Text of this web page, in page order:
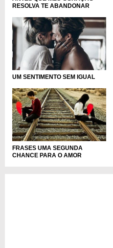
RESOLVA TE ABANDONAR
UM SENTIMENTO SEM IGUAL
FRASES UMA SEGUNDA
CHANCE PARA O AMOR